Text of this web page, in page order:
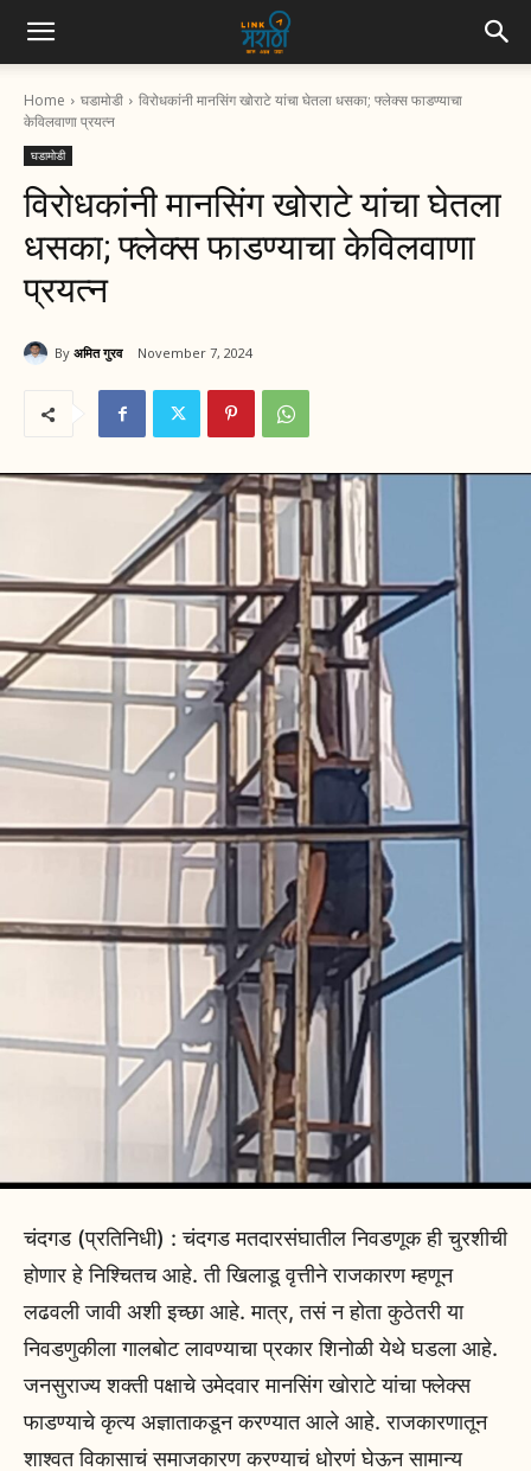
Home घडामोडी
विरोधकांनी मानसिंग खोराटे यांचा घेतला धसका; फ्लेक्स फाडण्याचा
केविलवाणा प्रयत्न
घडामोडी
विरोधकांनी मानसिंग खोराटे यांचा घेतला
धसका; फ्लेक्स फाडण्याचा केविलवाणा
प्रयत्न
By अमित गुरव November 7, 2024
चंदगड (प्रतिनिधी) : चंदगड मतदारसंघातील निवडणूक ही चुरशीची
होणार हे निश्चितच आहे. ती खिलाडू वृत्तीने राजकारण म्हणून
लढवली जावी अशी इच्छा आहे. मात्र, तसं न होता कुठेतरी या
निवडणुकीला गालबोट लावण्याचा प्रकार शिनोळी येथे घडला आहे.
जनसुराज्य शक्ती पक्षाचे उमेदवार मानसिंग खोराटे यांचा फ्लेक्स
फाडण्याचे कृत्य अज्ञाताकडून करण्यात आले आहे. राजकारणातून
शाश्वत विकासाचं समाजकारण करण्याचं धोरणं घेऊन सामान्य